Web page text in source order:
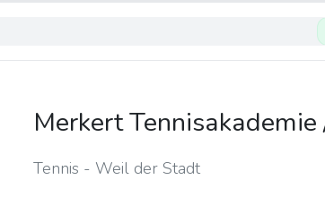
Merkert
Tennis - Weil der Stadt